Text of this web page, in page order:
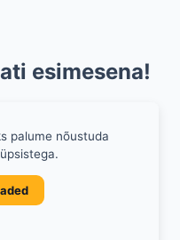
esimesena!
palume nõustuda